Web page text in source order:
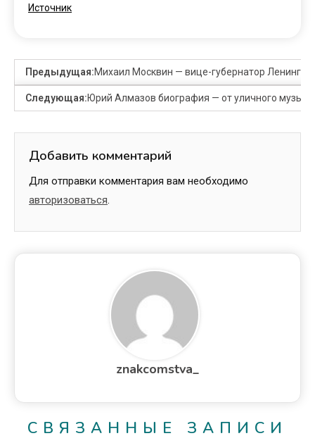
Источник
Предыдущая:Михаил Москвин — вице-губернатор
Следующая:Юрий Алмазов биография — от уличного
Добавить комментарий
Для отправки комментария вам необходимо
авторизоваться.
znakcomstva_
СВЯЗАННЫЕ ЗАПИСИ